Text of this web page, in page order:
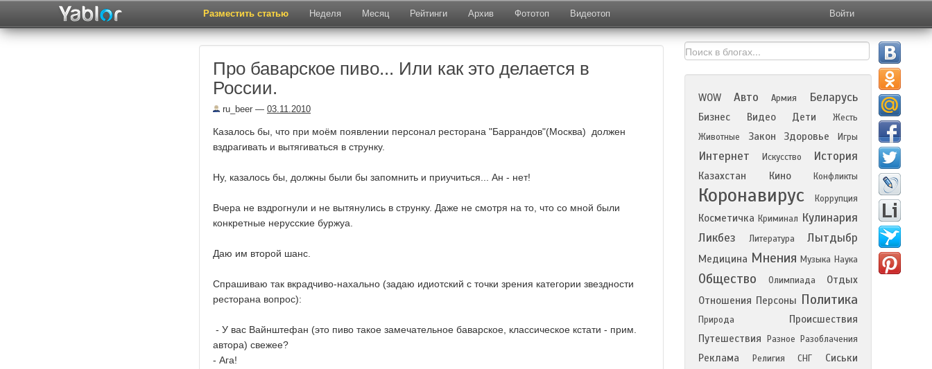
Разместить статью Неделя Месяц Рейтинги Архив Фототоп Видеотоп Войти
Про баварское пиво... Или как это делается в
России.
ru_beer — 03.11.2010
Казалось бы, что при моём появлении персонал ресторана "Баррандов"(Москва) должен
вздрагивать и вытягиваться в струнку.
Ну, казалось бы, должны были бы запомнить и приучиться... Ан - нет!
Вчера не вздрогнули и не вытянулись в струнку. Даже не смотря на то, что со мной были
конкретные нерусские буржуа.
Даю им второй шанс.
Спрашиваю так вкрадчиво-нахально (задаю идиотский с точки зрения категории звездности
ресторана вопрос):
- У вас Вайнштефан (это пиво такое замечательное баварское, классическое кстати - прим.
автора) свежее?
- Ага!
WOW Авто Армия Беларусь
Бизнес Видео Дети
Жесть
Животные
Закон Здоровье Игры
Интернет Искусство История
Казахстан Кино Конфликты
Коронавирус Коррупция
Косметичка Криминал Кулинария
Ликбез
Литература Лытдыбр
Медицина Мнения Музыка Наука
Общество Олимпиада
Отдых
Отношения Персоны Политика
Природа
Происшествия
Путешествия
Разное Разоблачения
Реклама Религия СНГ
Сиськи